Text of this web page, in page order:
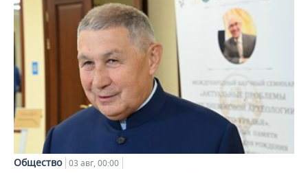
Общество 03 авг, 00:00